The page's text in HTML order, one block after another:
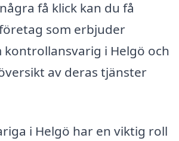
få klick kan du få
som erbjuder
kontrollansvarig i Helgö och
av deras tjänster
i Helgö har en viktig roll